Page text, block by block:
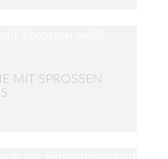
MIT SPROSSEN